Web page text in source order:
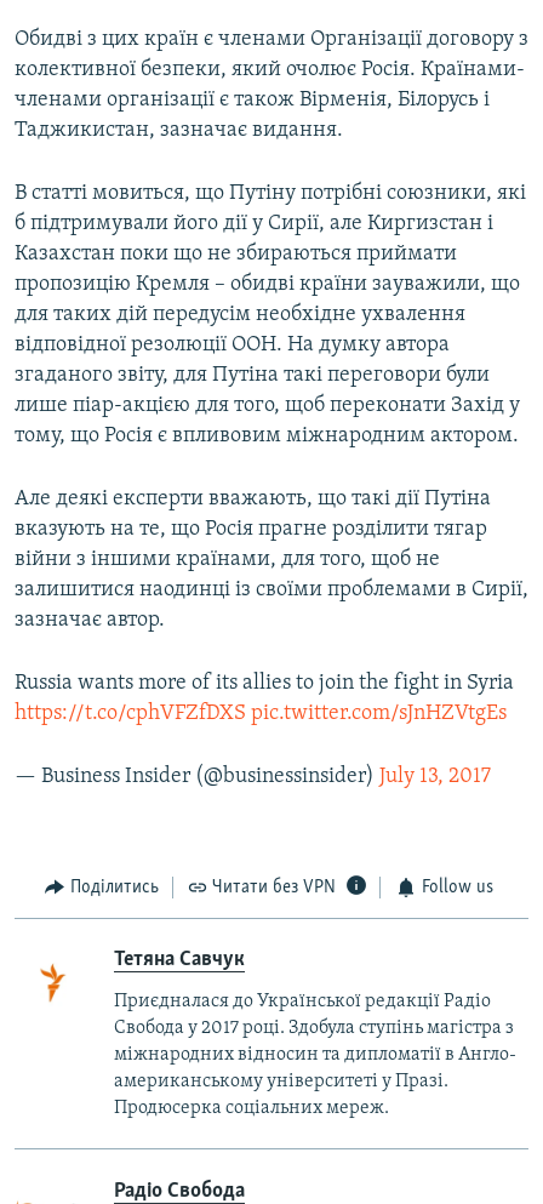
Обидві з цих країн є членами Організації договору з
колективної безпеки, який очолює Росія. Країнами-
членами організації є також Вірменія, Білорусь і
Таджикистан, зазначає видання.
В статті мовиться, що Путіну потрібні союзники, які
б підтримували його дії у Сирії, але Киргизстан і
Казахстан поки що не збираються приймати
пропозицію Кремля – обидві країни зауважили, що
для таких дій передусім необхідне ухвалення
відповідної резолюції ООН. На думку автора
згаданого звіту, для Путіна такі переговори були
лише піар-акцією для того, щоб переконати Захід у
тому, що Росія є впливовим міжнародним актором.
Але деякі експерти вважають, що такі дії Путіна
вказують на те, що Росія прагне розділити тягар
війни з іншими країнами, для того, щоб не
залишитися наодинці із своїми проблемами в Сирії,
зазначає автор.
Russia wants more of its allies to join the fight in Syria
https://t.co/cphVFZfDXS pic.twitter.com/sJnHZVtgEs
— Business Insider (@businessinsider) July 13, 2017
Поділитись Читати без VPN Follow us
Тетяна Савчук
Приєдналася до Української редакції Радіо
Свобода у 2017 році. Здобула ступінь магістра з
міжнародних відносин та дипломатії в Англо-
американському університеті у Празі.
Продюсерка соціальних мереж.
Радіо Свобода